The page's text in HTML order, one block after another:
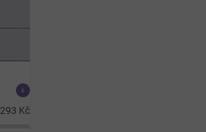
293 Kč